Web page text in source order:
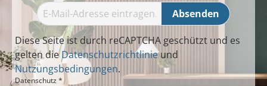
Absenden
Diese Seite ist durch reCAPTCHA geschützt und es
gelten dieDatenschutzrichtlinieund
Nutzungsbedingungen.
Datenschutz *